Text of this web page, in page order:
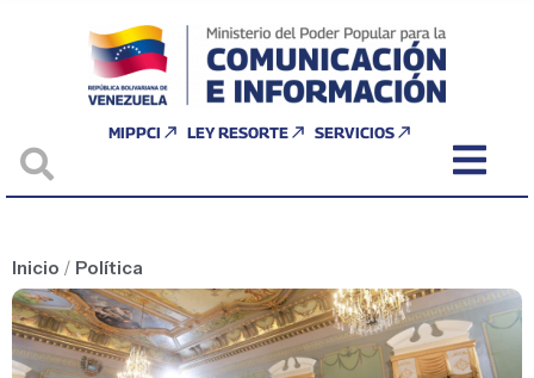
MIPPCI LEY RESORTE SERVICIOS
Inicio / Política